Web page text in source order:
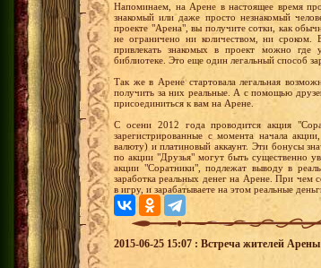
Напоминаем, на Арене в настоящее время
знакомый или даже просто незнакомый
проекте "Арена", вы получите сотки, как
не ограничено ни количеством, ни сроком.
привлекать знакомых в проект можно
библиотеке. Это еще один легальный способ
Так же в Арене стартовала легальная
получить за них реальные. А с помощью
присоединиться к вам на Арене.
С осени 2012 года проводится акция
зарегистрированные с момента начала
валюту) и платиновый аккаунт. Эти бонусы
по акции "Друзья" могут быть существенно
акции "Соратники", подлежат выводу в
заработка реальных денег на Арене. При чем
в игру, и зарабатываете на этом реальные
2015-06-25 15:07 : Встреча жителей